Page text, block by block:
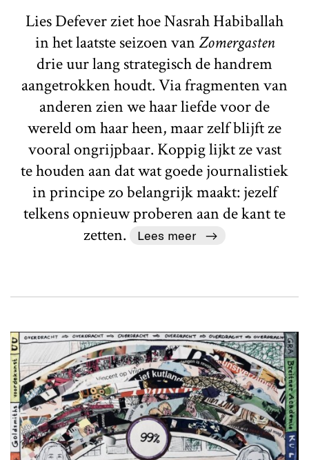
Lies Defever ziet hoe Nasrah Habiballah
in het laatste seizoen vanZomergasten
drie uur lang strategisch de handrem
aangetrokken houdt. Via fragmenten van
anderen zien we haar liefde voor de
wereld om haar heen, maar zelf blijft ze
vooral ongrijpbaar. Koppig lijkt ze vast
te houden aan dat wat goede journalistiek
in principe zo belangrijk maakt: jezelf
telkens opnieuw proberen aan de kant te
zetten.
Lees meer